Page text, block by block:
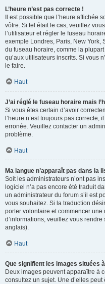
L’heure n’est pas correcte !
Il est possible que l’heure affichée
vôtre. Si tel était le cas, veuillez
l’utilisateur et régler le fuseau
exemple Londres, Paris, New York,
du fuseau horaire, comme la
qu’aux utilisateurs inscrits. Si vous
le faire.
Haut
J’ai réglé le fuseau horaire mais
Si vous êtes certain d’avoir
l’heure n’est toujours pas
erronée. Veuillez contacter un
problème.
Haut
Ma langue n’apparaît pas dans la
Soit les administrateurs n’ont pas
logiciel n’a pas encore été traduit
un administrateur du forum s’il est
vous souhaitez. Si la traduction
porter volontaire et commencer
d’informations, veuillez vous rendre
anglais).
Haut
Que signifient les images situées
Deux images peuvent apparaître à
consultez un sujet. Une d’elles